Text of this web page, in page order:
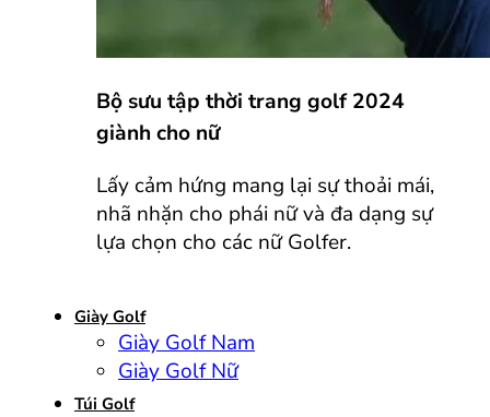
Bộ sưu tập thời trang golf 2024
giành cho nữ
Lấy cảm hứng mang lại sự thoải mái,
nhã nhặn cho phái nữ và đa dạng sự
lựa chọn cho các nữ Golfer.
Giày Golf
Giày Golf Nam
Giày Golf Nữ
Túi Golf